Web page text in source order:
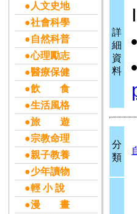
●人文史地
●社會科學
●自然科普
●心理勵志
●醫療保健
●飲 食
●生活風格
●旅 遊
●宗教命理
●親子教養
●少年讀物
●輕 小 說
●漫 畫
詳
細
資
料
分
類